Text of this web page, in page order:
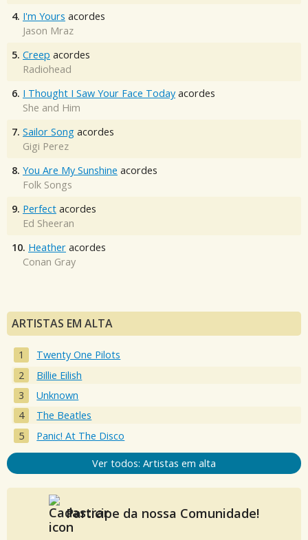
4. I'm Yours acordes
Jason Mraz
5. Creep acordes
Radiohead
6. I Thought I Saw Your Face Today acordes
She and Him
7. Sailor Song acordes
Gigi Perez
8. You Are My Sunshine acordes
Folk Songs
9. Perfect acordes
Ed Sheeran
10. Heather acordes
Conan Gray
ARTISTAS EM ALTA
Twenty One Pilots
Billie Eilish
Unknown
The Beatles
Panic! At The Disco
Ver todos: Artistas em alta
Participe da nossa Comunidade!